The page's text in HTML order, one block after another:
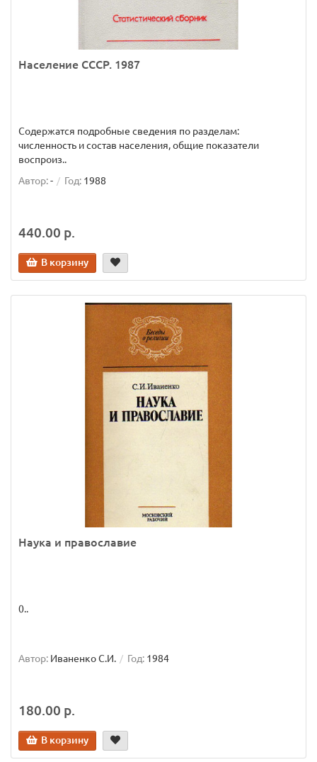
Население СССР. 1987
Содержатся подробные сведения по разделам:
численность и состав населения, общие показатели
воспроиз..
Автор:- Год: 1988
440.00 р.
В корзину
Наука и православие
0..
Автор: Иваненко С.И. Год: 1984
180.00 р.
В корзину